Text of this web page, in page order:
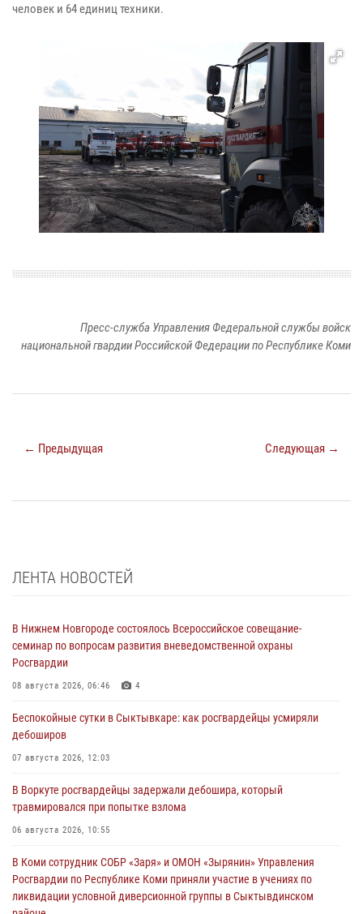
человек и 64 единиц техники.
Пресс-служба Управления Федеральной службы войск
национальной гвардии Российской Федерации по Республике Коми
← Предыдущая Следующая →
ЛЕНТА НОВОСТЕЙ
В Нижнем Новгороде состоялось Всероссийское совещание-
семинар по вопросам развития вневедомственной охраны
Росгвардии
08 августа 2026, 06:46 4
Беспокойные сутки в Сыктывкаре: как росгвардейцы усмиряли
дебоширов
07 августа 2026, 12:03
В Воркуте росгвардейцы задержали дебошира, который
травмировался при попытке взлома
06 августа 2026, 10:55
В Коми сотрудник СОБР «Заря» и ОМОН «Зырянин» Управления
Росгвардии по Республике Коми приняли участие в учениях по
ликвидации условной диверсионной группы в Сыктывдинском